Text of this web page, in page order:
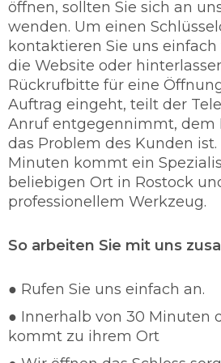
Türöffung mit 95% ohne
So werden Sie richtig
Der Schlüsseldienst ist ein
Teilhaber der sich rund um
Thematik befasst und für
verantwortlich ist. Unser
sehr viel Wert auf die
Zustand der Schlösser. Unser
Schlüsselnotdienst berät Sie
Problem. Unser
Sicherheit für die Kunden an
Einbruchsrate verhindern
Schlüsselnotdienst Rostock
Schlüsseldienst 24/7
öffnen, sollten Sie sich an
wenden. Um einen
kontaktieren Sie uns
die Website oder
Rückrufbitte für eine
Auftrag eingeht, teilt der
Anruf entgegennimmt, dem
das Problem des Kunden ist.
Minuten kommt ein
beliebigen Ort in Rostock
professionellem Werkzeug.
So arbeiten Sie mit uns
● Rufen Sie uns einfach an.
● Innerhalb von 30 Minuten
kommt zu ihrem Ort